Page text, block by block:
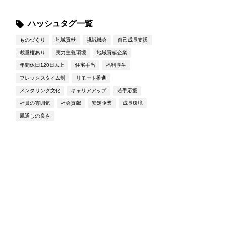
ハッシュタグ一覧
ものづくり 地域貢献 挑戦機会 自己成長支援
裁量権あり 実力主義環境 地域貢献企業
年間休日120日以上 住宅手当 福利厚生
フレックスタイム制 リモート推進
メンタリング文化 キャリアアップ 若手応援
社員の雰囲気 社会貢献 安定企業 成長環境
風通しの良さ